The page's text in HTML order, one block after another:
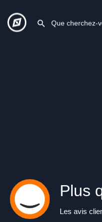
Plus
Les avis